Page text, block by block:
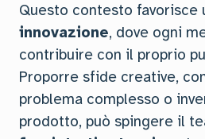
Questo contesto favorisce
innovazione, dove ogni
contribuire con il proprio
Proporre sfide creative,
problema complesso o
prodotto, può spingere il